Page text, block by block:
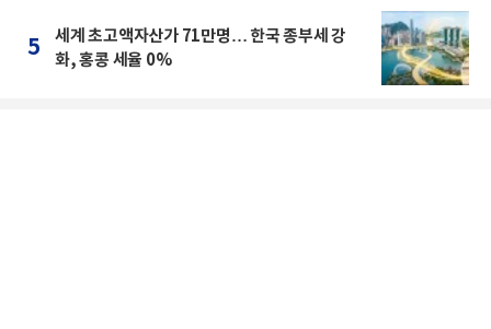
5
세계 초고액자산가 71만명… 한국 종부세 강
화, 홍콩 세율 0%